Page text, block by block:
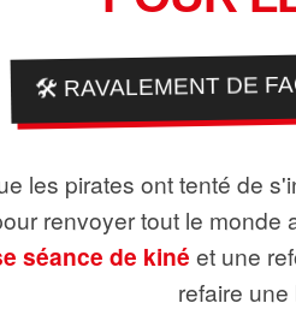
🛠️ RAVALEMENT DE
les pirates ont tenté de
renvoyer tout le monde
séance de kiné et une
refaire